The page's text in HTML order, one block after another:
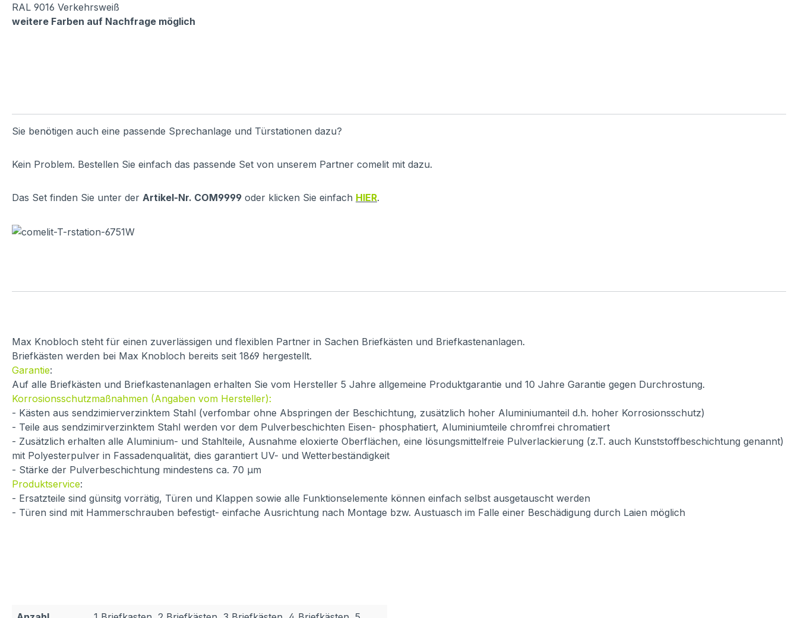
RAL 9016 Verkehrsweiß
weitere Farben auf Nachfrage möglich
Sie benötigen auch eine passende Sprechanlage und Türstationen dazu?
Kein Problem. Bestellen Sie einfach das passende Set von unserem Partner comelit mit dazu.
Das Set finden Sie unter der Artikel-Nr. COM9999 oder klicken Sie einfach HIER.
Max Knobloch steht für einen zuverlässigen und flexiblen Partner in Sachen Briefkästen und Briefkastenanlagen.
Briefkästen werden bei Max Knobloch bereits seit 1869 hergestellt.
Garantie:
Auf alle Briefkästen und Briefkastenanlagen erhalten Sie vom Hersteller 5 Jahre allgemeine Produktgarantie und 10 Jahre Garantie gegen Durchrostung.
Korrosionsschutzmaßnahmen (Angaben vom Hersteller):
- Kästen aus sendzimierverzinktem Stahl (verfombar ohne Abspringen der Beschichtung, zusätzlich hoher Aluminiumanteil d.h. hoher Korrosionsschutz)
- Teile aus sendzimirverzinktem Stahl werden vor dem Pulverbeschichten Eisen- phosphatiert, Aluminiumteile chromfrei chromatiert
- Zusätzlich erhalten alle Aluminium- und Stahlteile, Ausnahme eloxierte Oberflächen, eine lösungsmittelfreie Pulverlackierung (z.T. auch Kunststoffbeschichtung genannt)
mit Polyesterpulver in Fassadenqualität, dies garantiert UV- und Wetterbeständigkeit
- Stärke der Pulverbeschichtung mindestens ca. 70 µm
Produktservice:
- Ersatzteile sind günsitg vorrätig, Türen und Klappen sowie alle Funktionselemente können einfach selbst ausgetauscht werden
- Türen sind mit Hammerschrauben befestigt- einfache Ausrichtung nach Montage bzw. Austuasch im Falle einer Beschädigung durch Laien möglich